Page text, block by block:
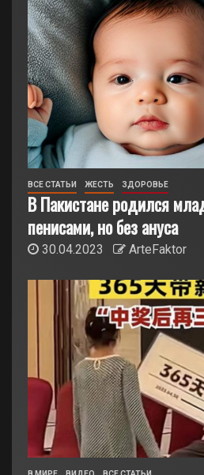
ВСЕ СТАТЬИ ЖЕСТЬ ЗДОРОВЬЕ
В Пакистане родился
пенисами, но без ануса
30.04.2023 ArteFaktor